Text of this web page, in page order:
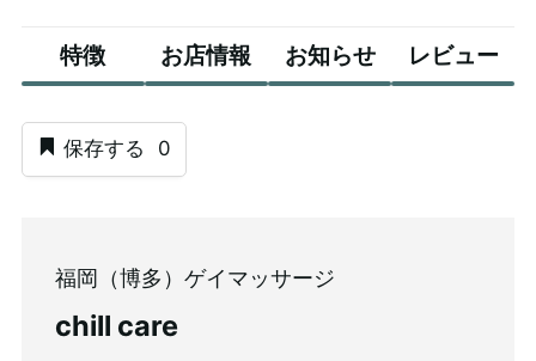
特徴 お店情報 お知らせ レビュー
保存する 0
福岡（博多）ゲイマッサージ
chill care